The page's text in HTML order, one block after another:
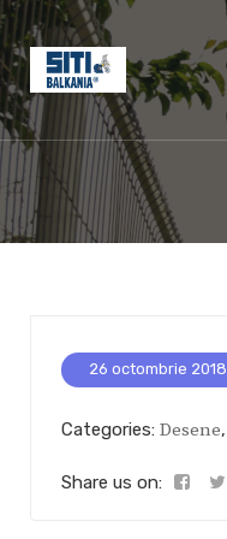
26 octombrie 2018
Categories: Desene,
Share us on: